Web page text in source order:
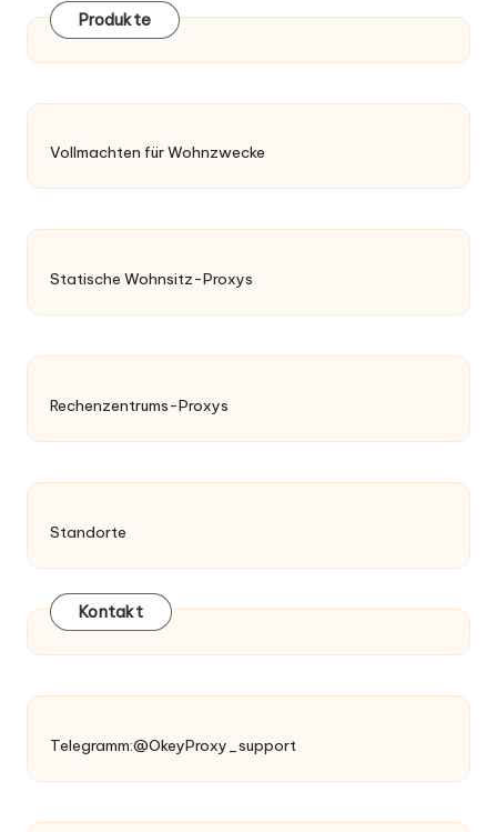
Produkte
Vollmachten für Wohnzwecke
Statische Wohnsitz-Proxys
Rechenzentrums-Proxys
Standorte
Kontakt
Telegramm:@OkeyProxy_support